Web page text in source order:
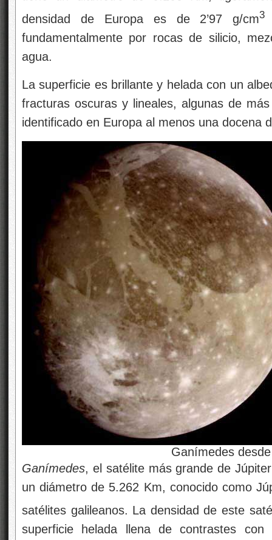
densidad de Europa es de 2’97 g/cm3
fundamentalmente por rocas de silicio,
agua.
La superficie es brillante y helada con un
fracturas oscuras y lineales, algunas de
identificado en Europa al menos una docena
Ganímedes desde la
Ganímedes, el satélite más grande de
un diámetro de 5.262 Km, conocido como
satélites galileanos. La densidad de este
superficie helada llena de contrastes